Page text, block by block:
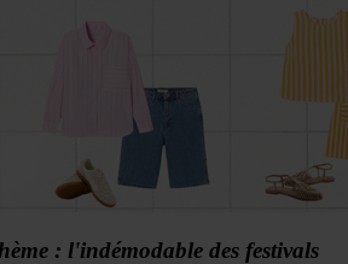
: l'indémodable des festivals